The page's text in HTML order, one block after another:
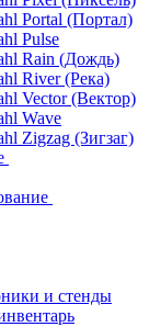
Portal (Портал)
Pulse
Rain (Дождь)
River (Река)
Vector (Вектор)
Wave
Zigzag (Зигзаг)
и стенды